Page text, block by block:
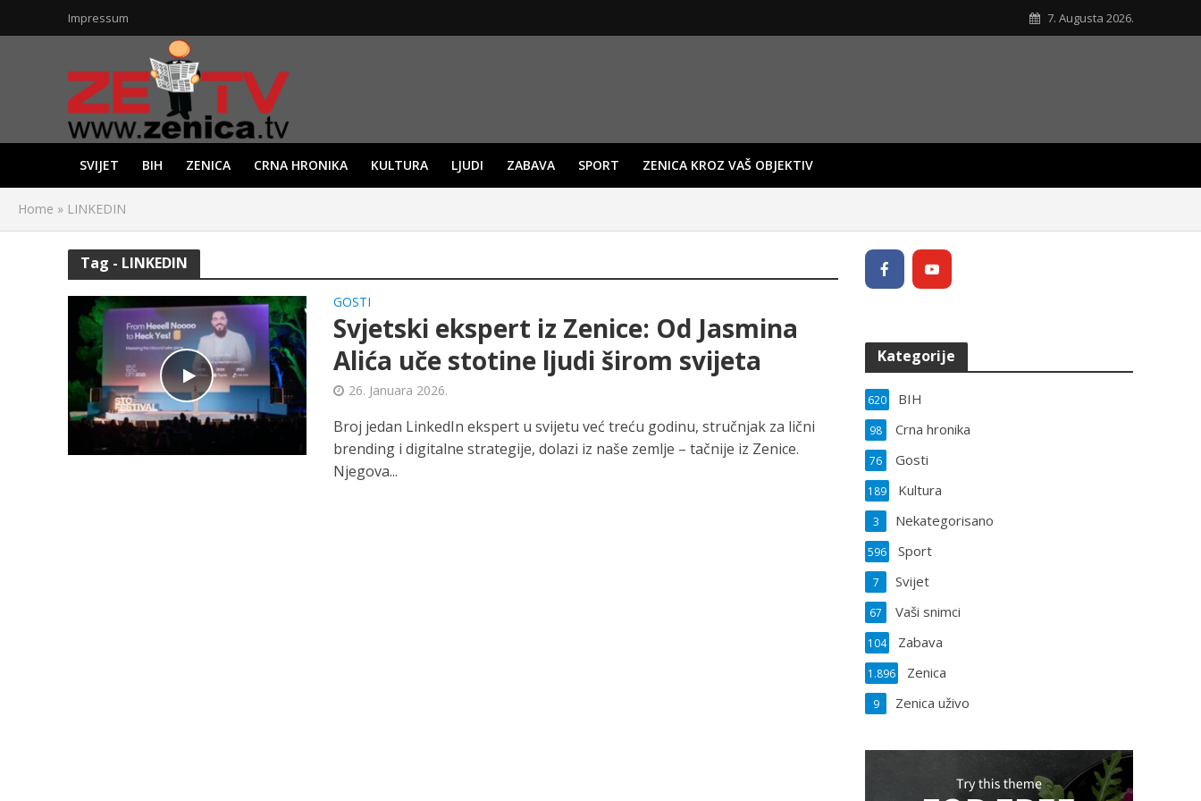
Impressum 7. Augusta 2026.
SVIJET BIH ZENICA CRNA HRONIKA KULTURA LJUDI ZABAVA SPORT ZENICA KROZ VAŠ OBJEKTIV
Home » LINKEDIN
Tag - LINKEDIN
GOSTI
Svjetski ekspert iz Zenice: Od Jasmina
Alića uče stotine ljudi širom svijeta
26. Januara 2026.
Broj jedan LinkedIn ekspert u svijetu već treću godinu, stručnjak za lični
brending i digitalne strategije, dolazi iz naše zemlje – tačnije iz Zenice.
Njegova...
Kategorije
BIH
620
Crna hronika
98
Gosti
76
Kultura
189
Nekategorisano
3
Sport
596
Svijet
7
Vaši snimci
67
Zabava
104
Zenica
1.896
Zenica uživo
9